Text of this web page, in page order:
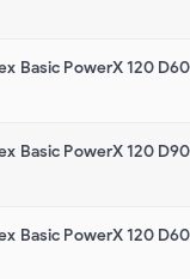
Basic PowerX 120
Basic PowerX 120
Basic PowerX 120